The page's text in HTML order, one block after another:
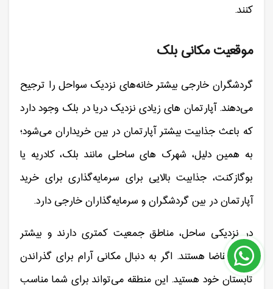
کنند.
موقعیت مکانی بلک
گردشگران خارجی بیشتر خانه‌های نزدیک سواحل را ترجیح
می‌دهند. آپارتمان های زیادی نزدیک دریا در بلک وجود دارد
که باعث جذابیت بیشتر آپارتمان در بین خریداران می‌شود؛
به همین دلیل، شهرک های ساحلی مانند بلک، کادریه یا
بوگازکنت، جذابیت بالایی برای سرمایه‌گذاری برای خرید
آپارتمان در بین گردشگران و سرمایه‌گذاران خارجی دارد.
در نزدیکی ساحل، مناطق جمعیت کمتری دارند و بیشتر
مورد تقاضا هستند. اگر به دنبال مکانی آرام برای گذراندن
تابستان خود هستید. این منطقه می‌تواند برای شما مناسب